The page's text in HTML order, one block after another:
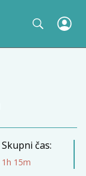
Skupni čas:
1h 15m